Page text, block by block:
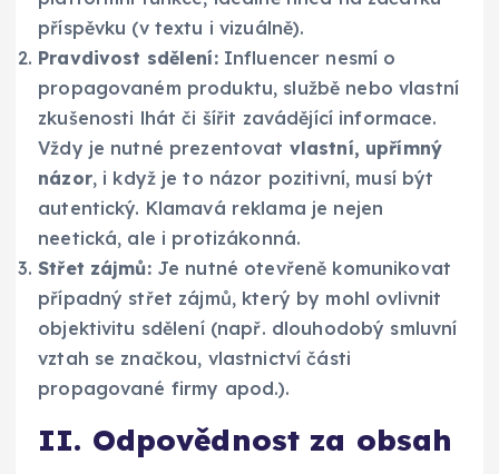
příspěvku (v textu i vizuálně).
Pravdivost sdělení:Influencer nesmí o
propagovaném produktu, službě nebo vlastní
zkušenosti lhát či šířit zavádějící informace.
Vždy je nutné prezentovat vlastní, upřímný
názor, i když je to názor pozitivní, musí být
autentický. Klamavá reklama je nejen
neetická, ale i protizákonná.
Střet zájmů:Je nutné otevřeně komunikovat
případný střet zájmů, který by mohl ovlivnit
objektivitu sdělení (např. dlouhodobý smluvní
vztah se značkou, vlastnictví části
propagované firmy apod.).
II. Odpovědnost za obsah